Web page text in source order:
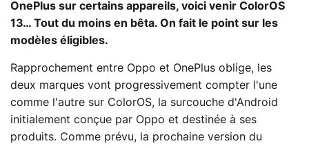
OnePlus sur certains appareils, voici venir ColorOS
13… Tout du moins en bêta. On fait le point sur les
modèles éligibles.
Rapprochement entre Oppo et OnePlus oblige, les
deux marques vont progressivement compter l'une
comme l'autre sur ColorOS, la surcouche d'Android
initialement conçue par Oppo et destinée à ses
produits. Comme prévu, la prochaine version du